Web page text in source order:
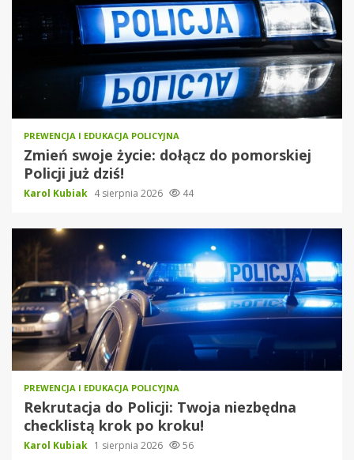
PREWENCJA I EDUKACJA POLICYJNA
Zmień swoje życie: dołącz do pomorskiej
Policji już dziś!
Karol Kubiak 4 sierpnia 2026 44
PREWENCJA I EDUKACJA POLICYJNA
Rekrutacja do Policji: Twoja niezbędna
checklistą krok po kroku!
Karol Kubiak 1 sierpnia 2026 56